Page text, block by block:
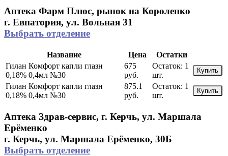
Аптека Фарм Плюс, рынок на Короленко
г. Евпатория, ул. Вольная 31
Выбрать отделение
Название Цена
Остатки
Гилан Комфорт капли глазн
0,18% 0,4мл №30
675
руб.
Остаток: 1
шт.
Купить
Гилан Комфорт капли глазн
0,18% 0,4мл №30
875.1
руб.
Остаток: 1
шт.
Купить
Аптека Здрав-сервис, г. Керчь, ул. Маршала
Ерёменко
г. Керчь, ул. Маршала Ерёменко, 30Б
Выбрать отделение